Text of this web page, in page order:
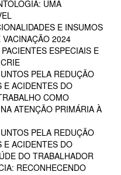
UMA
E INSUMOS
2024
ESPECIAIS E
PELA REDUÇÃO
E ACIDENTES DO
COMO
ATENÇÃO PRIMÁRIA À
PELA REDUÇÃO
E ACIDENTES DO
DO TRABALHADOR
RECONHECENDO